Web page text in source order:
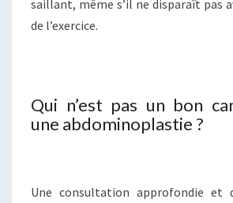
saillant, même s’il ne disparaît pas
de l’exercice.
Qui n’est pas un bon
une abdominoplastie ?
Une consultation approfondie et